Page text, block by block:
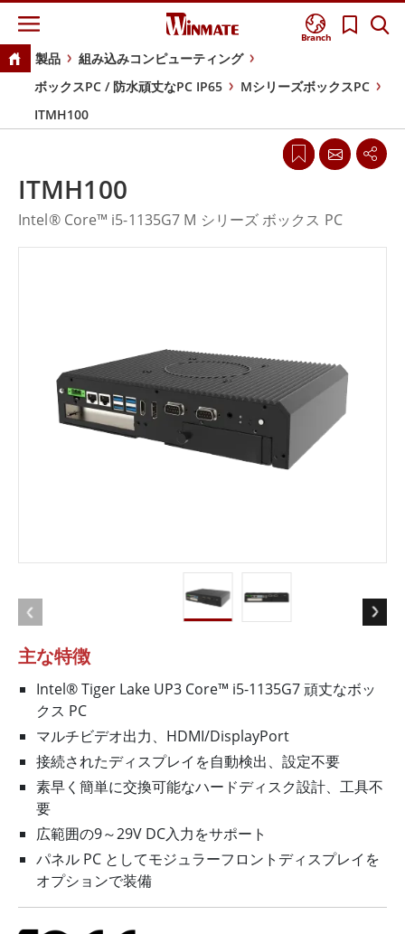
Branch
製品
組み込みコンピューティング
ボックスPC / 防水頑丈なPC IP65
MシリーズボックスPC
ITMH100
主な特徴
Intel® Tiger Lake UP3 Core™ i5-1135G7 頑丈なボッ
クス PC
マルチビデオ出力、HDMI/DisplayPort
接続されたディスプレイを自動検出、設定不要
素早く簡単に交換可能なハードディスク設計、工具不
要
広範囲の9～29V DC入力をサポート
パネル PC としてモジュラーフロントディスプレイを
オプションで装備
ITMH100
Intel® Core™ i5-1135G7 M シリーズ ボックス PC